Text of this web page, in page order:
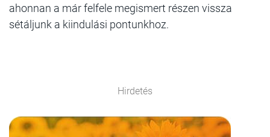
ahonnan a már felfele megismert részen vissza
sétáljunk a kiindulási pontunkhoz.
Hirdetés